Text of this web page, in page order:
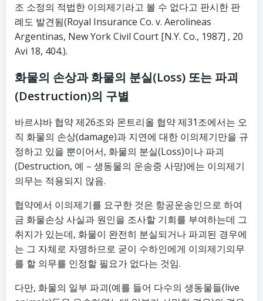
조 소정의 적법한 이의제기라고 볼 수 없다고 판시한 판
례도 발견됨(Royal Insurance Co. v. Aerolineas
Argentinas, New York Civil Court [N.Y. Co., 1987] , 20
Avi 18, 404.).
화물의 손상과 화물의 분실(Loss) 또는 파괴
(Destruction)의 구별
바르샤바 협약 제26조와 몬트리올 협약 제31조에서는 오
직 화물의 손상(damage)과 지연에 대한 이의제기만을 규
정하고 있을 뿐이어서, 화물의 분실(Loss)이나 파괴
(Destruction, 예 – 생동물의 운송중 사망)에는 이의제기
의무는 적용되지 않음.
협약에서 이의제기를 요구한 것은 항공운송인으로 하여
금 화물손상 사실과 원인을 조사할 기회를 부여하는데 그
취지가 있는데, 화물이 완전히 분실되거나 파괴된 경우에
는 그 자체로 자명하므로 굳이 수하인에게 이의제기의무
를 할 의무를 인정할 필요가 없다는 것임.
다만, 화물의 일부 파괴(예를 들어 다수의 생동물들(live